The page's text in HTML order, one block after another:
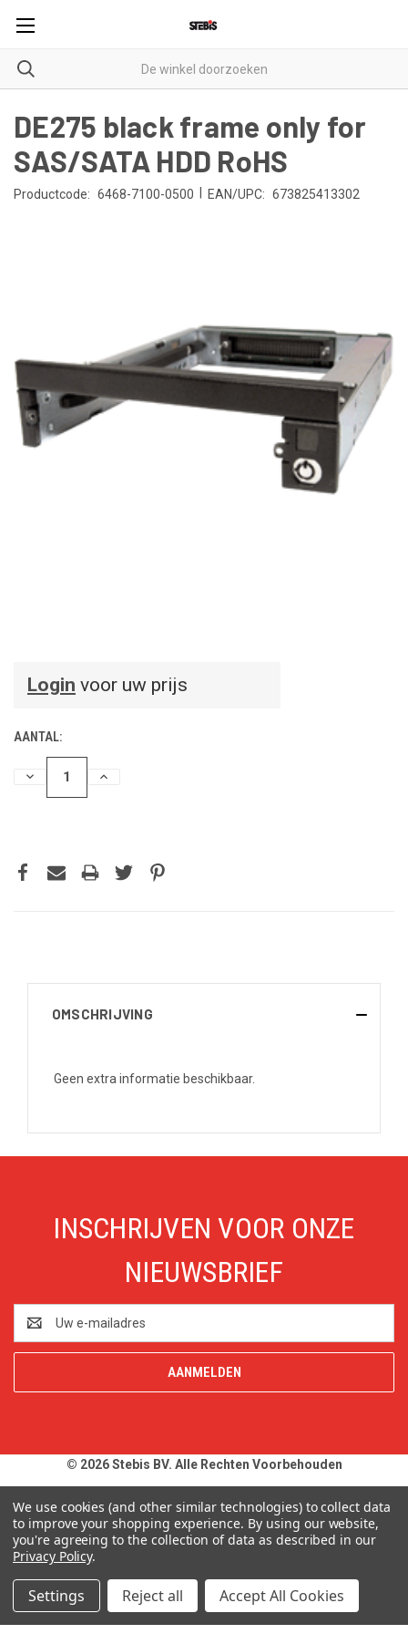
DE275 black frame only for
SAS/SATA HDD RoHS
Productcode: 6468-7100-0500 EAN/UPC: 673825413302
Login voor uw prijs
AANTAL:
HOEVEELHEIDHOEVEELHEID
OMSCHRIJVING
Geen extra informatie beschikbaar.
INSCHRIJVEN VOOR ONZE
NIEUWSBRIEF
mailadres
© 2026 Stebis BV. Alle Rechten Voorbehouden
Alle prijzen en specificaties zijn onder voorbehoud, exclusief BTW,
zolang de voorraad strekt. Afbeeldingen van producten kunnen
afwijken van de werkelijkheid. Op al onze aanbiedingen en
leveringen zijn onze
toepassing. Wij wijzen u uitdrukkelijk op onzePrivacy Policy
Typefouten alsmede prijswijzigingen uitdrukkelijk voorbehouden.
We use cookies (and other similar technologies) to collect data
to improve your shopping experience. By using our website,
you're agreeing to the collection of data as described in our
Privacy Policy.
Settings Reject all Accept All Cookies